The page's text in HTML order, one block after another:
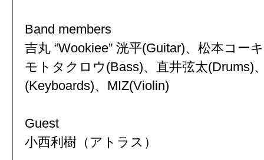
Band members
吉丸 “Wookiee” 洸平(Guitar)、松本コー
モトタクロウ(Bass)、直井弦太(Drums)
(Keyboards)、MIZ(Violin)
Guest
小西利樹（アトラス）